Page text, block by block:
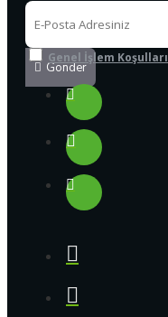
Gönder
Genel İşlem Koşulları